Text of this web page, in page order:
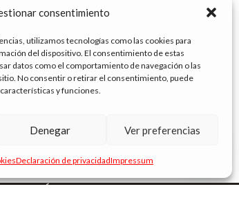
consentimiento
utilizamos tecnologías como las cookies para
del dispositivo. El consentimiento de estas
datos como el comportamiento de navegación o las
No consentir o retirar el consentimiento, puede
y funciones.
Denegar Ver preferencias
Declaración de privacidadImpressum
HYPER MANGO ICE
BAR JUICE
10ML./120 (LF)
INTERÉS